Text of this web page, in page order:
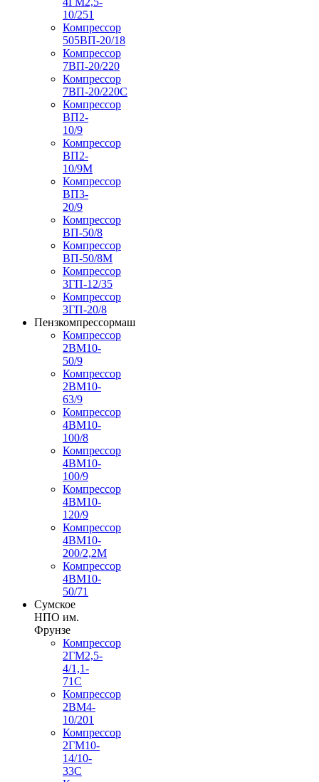
10/251
Компрессор
505ВП-20/18
Компрессор
7ВП-20/220
Компрессор
7ВП-20/220С
Компрессор
ВП2-
10/9
Компрессор
ВП2-
10/9М
Компрессор
ВП3-
20/9
Компрессор
ВП-50/8
Компрессор
ВП-50/8М
Компрессор
3ГП-12/35
Компрессор
3ГП-20/8
Пензкомпрессормаш
Компрессор
2ВМ10-
50/9
Компрессор
2ВМ10-
63/9
Компрессор
4ВМ10-
100/8
Компрессор
4ВМ10-
100/9
Компрессор
4ВМ10-
120/9
Компрессор
4ВМ10-
200/2,2М
Компрессор
4ВМ10-
50/71
Сумское
НПО им.
Фрунзе
Компрессор
2ГМ2,5-
4/1,1-
71С
Компрессор
2ВМ4-
10/201
Компрессор
2ГМ10-
14/10-
33С